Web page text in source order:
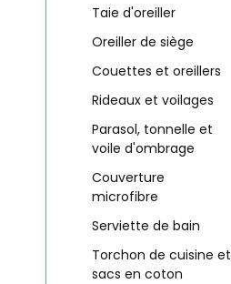
Taie d'oreiller
Oreiller de siège
Couettes et oreillers
Rideaux et voilages
Parasol, tonnelle et
voile d'ombrage
Couverture
microfibre
Serviette de bain
Torchon de cuisine et
sacs en coton